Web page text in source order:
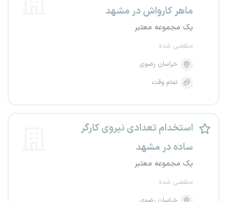
ماهر کارواش در مشهد
یک مجموعه معتبر
منقضی شده
خراسان رضوی
تمام وقت
استخدام تعدادی نیروی کارگر
ساده در مشهد
یک مجموعه معتبر
منقضی شده